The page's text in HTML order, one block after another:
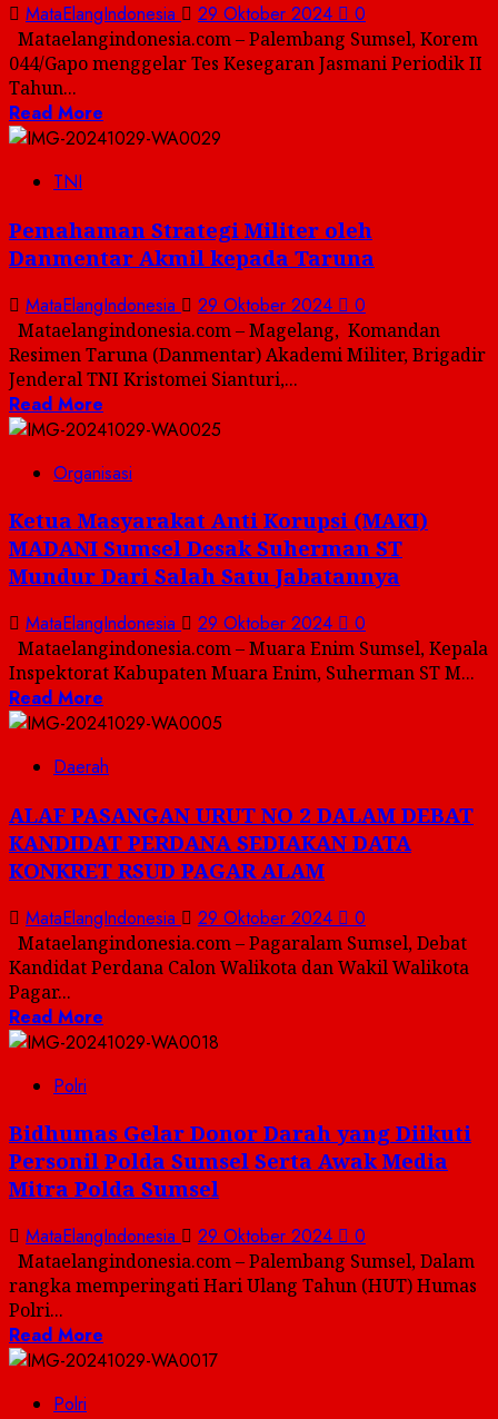
MataElangIndonesia 29 Oktober 2024 0
Mataelangindonesia.com – Palembang Sumsel, Korem
044/Gapo menggelar Tes Kesegaran Jasmani Periodik II
Tahun...
Read More
TNI
Pemahaman Strategi Militer oleh
Danmentar Akmil kepada Taruna
MataElangIndonesia 29 Oktober 2024 0
Mataelangindonesia.com – Magelang, Komandan
Resimen Taruna (Danmentar) Akademi Militer, Brigadir
Jenderal TNI Kristomei Sianturi,...
Read More
Organisasi
Ketua Masyarakat Anti Korupsi (MAKI)
MADANI Sumsel Desak Suherman ST
Mundur Dari Salah Satu Jabatannya
MataElangIndonesia 29 Oktober 2024 0
Mataelangindonesia.com – Muara Enim Sumsel, Kepala
Inspektorat Kabupaten Muara Enim, Suherman ST M...
Read More
Daerah
ALAF PASANGAN URUT NO 2 DALAM DEBAT
KANDIDAT PERDANA SEDIAKAN DATA
KONKRET RSUD PAGAR ALAM
MataElangIndonesia 29 Oktober 2024 0
Mataelangindonesia.com – Pagaralam Sumsel, Debat
Kandidat Perdana Calon Walikota dan Wakil Walikota
Pagar...
Read More
Polri
Bidhumas Gelar Donor Darah yang Diikuti
Personil Polda Sumsel Serta Awak Media
Mitra Polda Sumsel
MataElangIndonesia 29 Oktober 2024 0
Mataelangindonesia.com – Palembang Sumsel, Dalam
rangka memperingati Hari Ulang Tahun (HUT) Humas
Polri...
Read More
Polri